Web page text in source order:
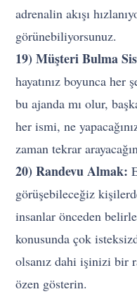
adrenalin akışı
görünebiliyorsunuz.
19) Müşteri Bulma
hayatınız boyunca her
bu ajanda mı olur,
her ismi, ne
zaman tekrar
20) Randevu Almak:
görüşebileceğiz
insanlar önceden
konusunda çok
olsanız dahi işinizi bir
özen gösterin.